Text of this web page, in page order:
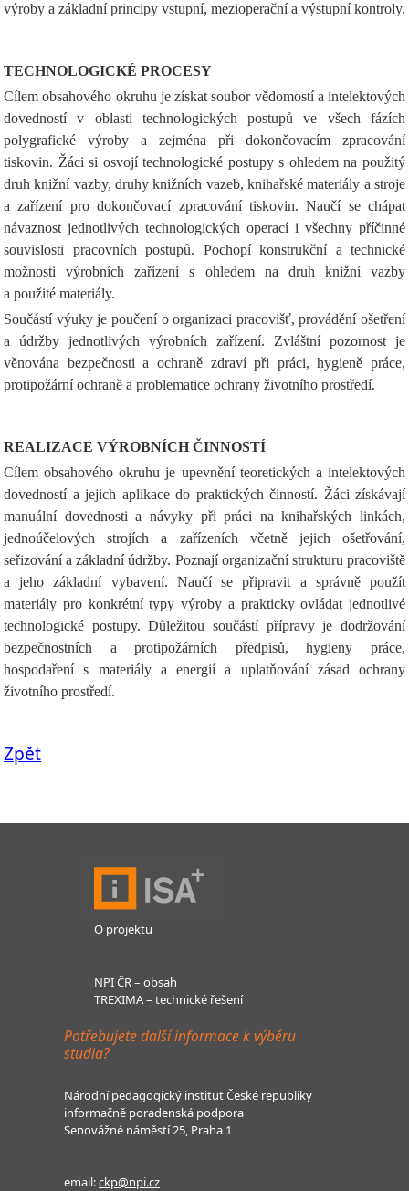
výroby a základní principy vstupní, mezioperační a výstupní kontroly.
TECHNOLOGICKÉ PROCESY
Cílem obsahového okruhu je získat soubor vědomostí a intelektových
dovedností v oblasti technologických postupů ve všech fázích
polygrafické výroby a zejména při dokončovacím zpracování
tiskovin. Žáci si osvojí technologické postupy s ohledem na použitý
druh knižní vazby, druhy knižních vazeb, knihařské materiály a stroje
a zařízení pro dokončovací zpracování tiskovin. Naučí se chápat
návaznost jednotlivých technologických operací i všechny příčinné
souvislosti pracovních postupů. Pochopí konstrukční a technické
možnosti výrobních zařízení s ohledem na druh knižní vazby
a použité materiály.
Součástí výuky je poučení o organizaci pracovišť, provádění ošetření
a údržby jednotlivých výrobních zařízení. Zvláštní pozornost je
věnována bezpečnosti a ochraně zdraví při práci, hygieně práce,
protipožární ochraně a problematice ochrany životního prostředí.
REALIZACE VÝROBNÍCH ČINNOSTÍ
Cílem obsahového okruhu je upevnění teoretických a intelektových
dovedností a jejich aplikace do praktických činností. Žáci získávají
manuální dovednosti a návyky při práci na knihařských linkách,
jednoúčelových strojích a zařízeních včetně jejich ošetřování,
seřizování a základní údržby. Poznají organizační strukturu pracoviště
a jeho základní vybavení. Naučí se připravit a správně použít
materiály pro konkrétní typy výroby a prakticky ovládat jednotlivé
technologické postupy. Důležitou součástí přípravy je dodržování
bezpečnostních a protipožárních předpisů, hygieny práce,
hospodaření s materiály a energií a uplatňování zásad ochrany
životního prostředí.
Zpět
O projektu
NPI ČR – obsah
TREXIMA – technické řešení
Potřebujete další informace k výběru
studia?
Národní pedagogický institut České republiky
informačně poradenská podpora
Senovážné náměstí 25, Praha 1
email:ckp@npi.cz